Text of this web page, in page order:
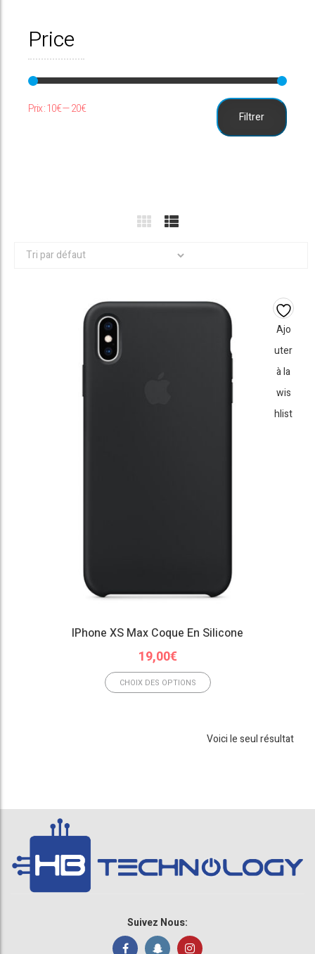
Price
Prix
Prix
Filtrer
Prix :10€—20€
Ajo
uter
à la
wis
hlist
IPhone XS Max Coque En Silicone
19,00€
CHOIX DES OPTIONS
Voici le seul résultat
Suivez Nous: